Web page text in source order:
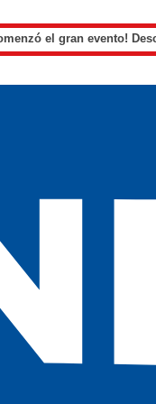
el gran evento!